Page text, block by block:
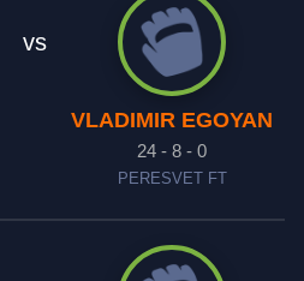
vs
VLADIMIR EGOYAN
24 - 8 - 0
PERESVET FT